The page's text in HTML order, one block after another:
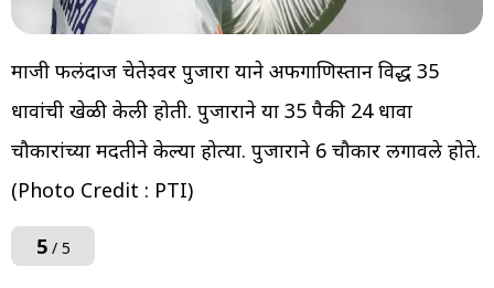
माजी फलंदाज चेतेश्वर पुजारा याने अफगाणिस्तान विरुद्ध 35
धावांची खेळी केली होती. पुजाराने या 35 पैकी 24 धावा
चौकारांच्या मदतीने केल्या होत्या. पुजाराने 6 चौकार लगावले होते.
(Photo Credit : PTI)
5/ 5